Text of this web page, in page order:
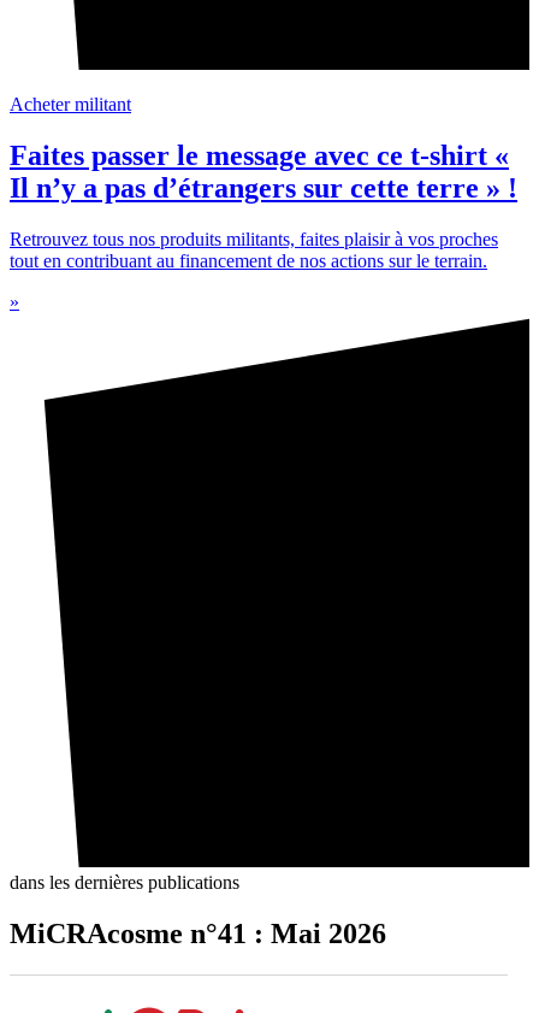
Acheter militant
Faites passer le message avec ce t-shirt «
Il n’y a pas d’étrangers sur cette terre » !
Retrouvez tous nos produits militants, faites plaisir à vos proches
tout en contribuant au financement de nos actions sur le terrain.
»
dans les dernières publications
MiCRAcosme n°41 : Mai 2026